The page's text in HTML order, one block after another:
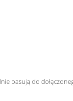
pasują do